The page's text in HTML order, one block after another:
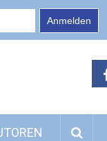
Anmelden